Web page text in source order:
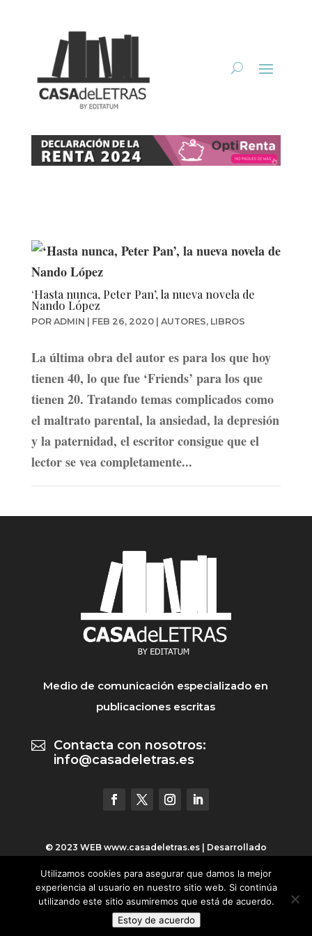
‘Hasta nunca, Peter Pan’, la nueva novela de
Nando López
POR ADMIN FEB 26, 2020| AUTORES, LIBROS
La última obra del autor es para los que hoy
tienen 40, lo que fue ‘Friends’ para los que
tienen 20. Tratando temas complicados como
el maltrato parental, la ansiedad, la depresión
y la paternidad, el escritor consigue que el
lector se vea completamente...
Medio de comunicación especializado en
publicaciones escritas

Contacta con nosotros:
info@casadeletras.es
© 2023 WEB www.casadeletras.es| Desarrollado
Click & Click, Marketing Online
AVISO LEGAL| POLÍTICA DE PRIVACIDAD|POLÍTICA DE
COOKIES
Utilizamos cookies para asegurar que damos la mejor
experiencia al usuario en nuestro sitio web. Si continúa
utilizando este sitio asumiremos que está de acuerdo.
Estoy de acuerdo